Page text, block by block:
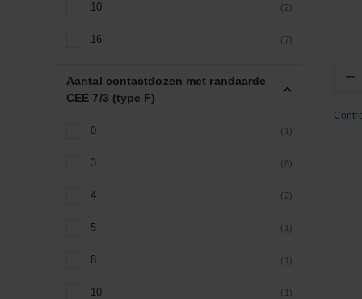
10 (2)
16 (7)
Aantal contactdozen met randaarde
CEE 7/3 (type F)
0 (1)
3 (8)
4 (2)
5 (1)
8 (1)
10 (1)
−